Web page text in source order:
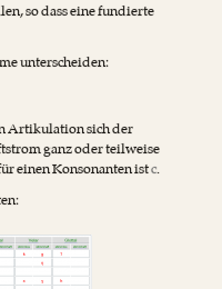
so dass eine fundierte
unterscheiden:
Artikulation sich der
ganz oder teilweise
einen Konsonanten istc.